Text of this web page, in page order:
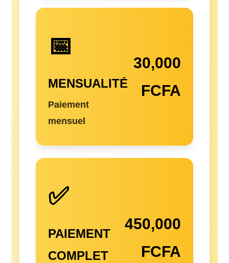
📅
MENSUALITÉ
Paiement
mensuel
30,000
FCFA
✅
PAIEMENT
COMPLET
450,000
FCFA